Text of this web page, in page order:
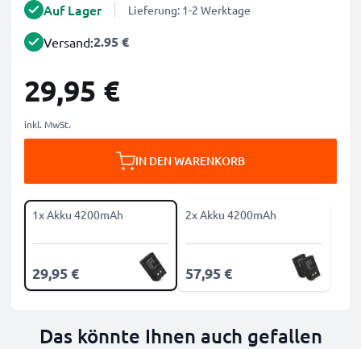
Auf Lager Lieferung: 1-2 Werktage
Versand:2.95 €
29,95 €
inkl. MwSt.
IN DEN WARENKORB
1x Akku 4200mAh
29,95 €
2x Akku 4200mAh
57,95 €
Das könnte Ihnen auch gefallen